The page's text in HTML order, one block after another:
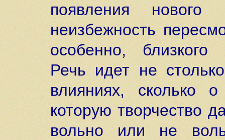
появления нового
неизбежность
особенно, близкого
Речь идет не
влияниях, сколько
которую творчество
вольно или не